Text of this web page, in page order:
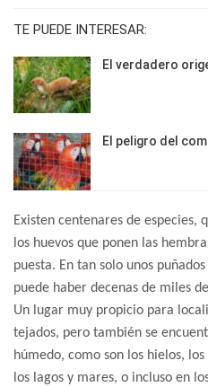
TE PUEDE INTERESAR:
El verdadero
El peligro del
Existen centenares de especies,
los huevos que ponen las
puesta. En tan solo unos
puede haber decenas de miles
Un lugar muy propicio para
tejados, pero también se
húmedo, como son los hielos,
los lagos y mares, o incluso en